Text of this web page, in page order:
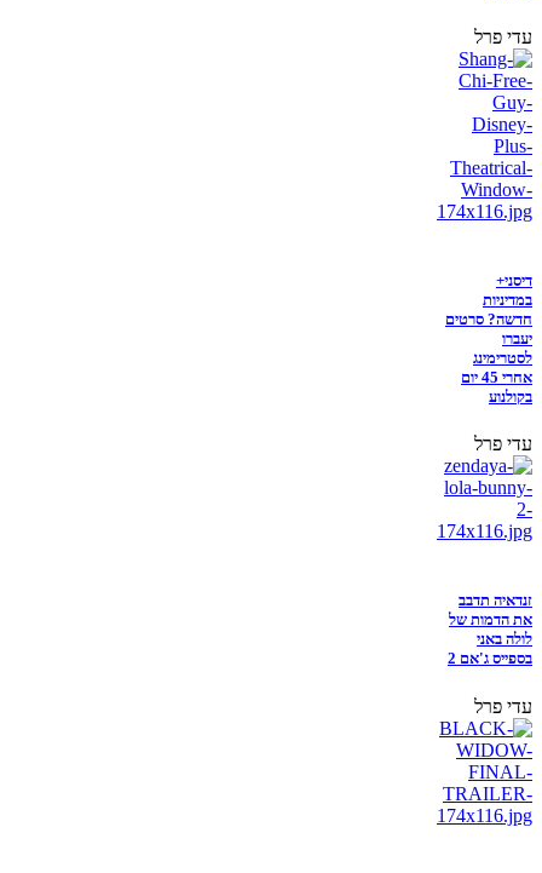
עדי פרל
דיסני+
במדיניות
חדשה? סרטים
יעברו
לסטרימינג
אחרי 45 יום
בקולנוע
עדי פרל
זנדאיה תדבב
את הדמות של
לולה באני
בספייס ג'אם 2
עדי פרל